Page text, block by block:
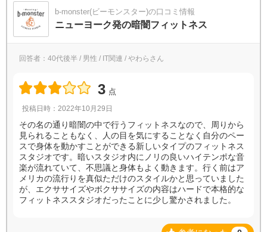
b-monster(ビーモンスター)の口コミ情報
ニューヨーク発の暗闇フィットネス
回答者：40代後半 / 男性 / IT関連 / やわらさん
3 点
投稿日時：2022年10月29日
その名の通り暗闇の中で行うフィットネスなので、周りから
見られることもなく、人の目を気にすることなく自分のペー
スで身体を動かすことができる新しいタイプのフィットネス
スタジオです。暗いスタジオ内にノリの良いハイテンポな音
楽が流れていて、不思議と身体もよく動きます。行く前はア
メリカの流行りを真似ただけのスタイルかと思っていました
が、エクササイズやボクササイズの内容はハードで本格的な
フィットネススタジオだったことに少し驚かされました。